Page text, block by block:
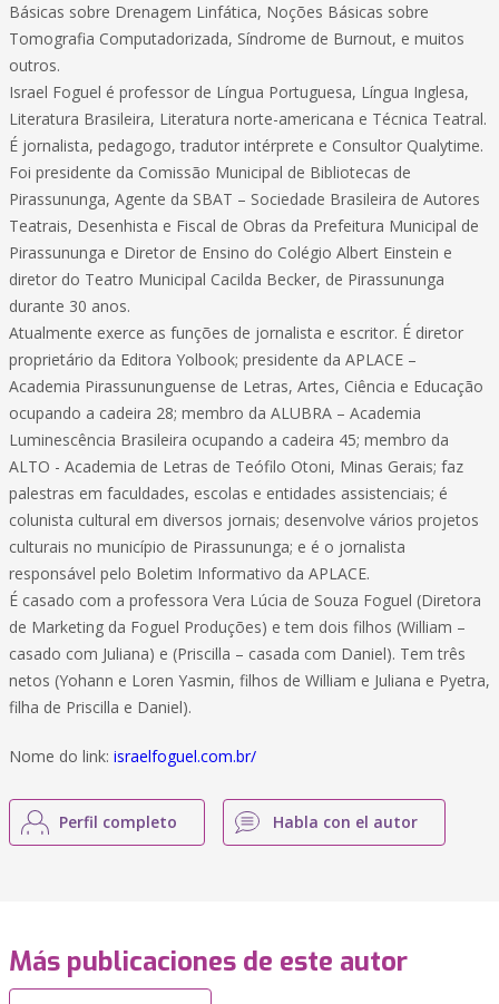
Básicas sobre Drenagem Linfática, Noções Básicas sobre
Tomografia Computadorizada, Síndrome de Burnout, e muitos
outros.
Israel Foguel é professor de Língua Portuguesa, Língua Inglesa,
Literatura Brasileira, Literatura norte-americana e Técnica Teatral.
É jornalista, pedagogo, tradutor intérprete e Consultor Qualytime.
Foi presidente da Comissão Municipal de Bibliotecas de
Pirassununga, Agente da SBAT – Sociedade Brasileira de Autores
Teatrais, Desenhista e Fiscal de Obras da Prefeitura Municipal de
Pirassununga e Diretor de Ensino do Colégio Albert Einstein e
diretor do Teatro Municipal Cacilda Becker, de Pirassununga
durante 30 anos.
Atualmente exerce as funções de jornalista e escritor. É diretor
proprietário da Editora Yolbook; presidente da APLACE –
Academia Pirassununguense de Letras, Artes, Ciência e Educação
ocupando a cadeira 28; membro da ALUBRA – Academia
Luminescência Brasileira ocupando a cadeira 45; membro da
ALTO - Academia de Letras de Teófilo Otoni, Minas Gerais; faz
palestras em faculdades, escolas e entidades assistenciais; é
colunista cultural em diversos jornais; desenvolve vários projetos
culturais no município de Pirassununga; e é o jornalista
responsável pelo Boletim Informativo da APLACE.
É casado com a professora Vera Lúcia de Souza Foguel (Diretora
de Marketing da Foguel Produções) e tem dois filhos (William –
casado com Juliana) e (Priscilla – casada com Daniel). Tem três
netos (Yohann e Loren Yasmin, filhos de William e Juliana e Pyetra,
filha de Priscilla e Daniel).
Nome do link: israelfoguel.com.br/
Perfil completo Habla con el autor
Más publicaciones de este autor